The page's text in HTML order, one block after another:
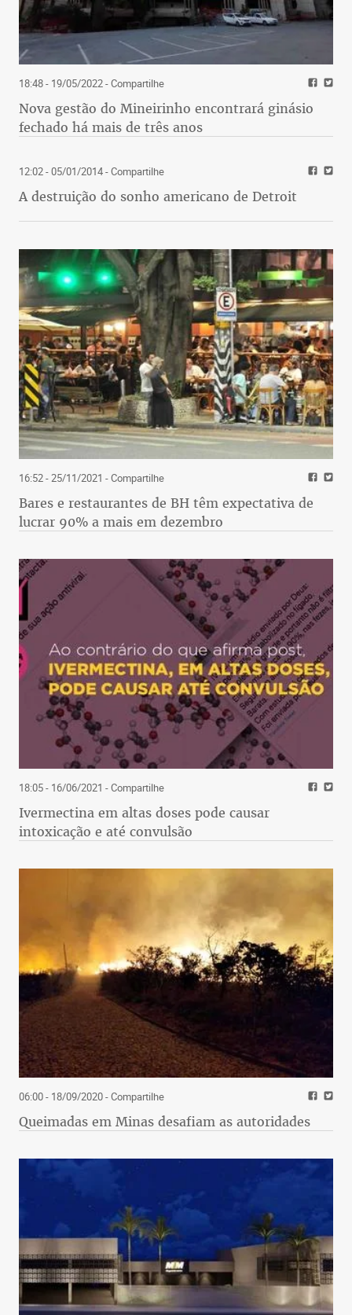
18:48 - 19/05/2022- Compartilhe
Nova gestão do Mineirinho encontrará ginásio
fechado há mais de três anos
12:02 - 05/01/2014- Compartilhe
A destruição do sonho americano de Detroit
16:52 - 25/11/2021 - Compartilhe
Bares e restaurantes de BH têm expectativa de
lucrar 90% a mais em dezembro
18:05 - 16/06/2021 - Compartilhe
Ivermectina em altas doses pode causar
intoxicação e até convulsão
06:00 - 18/09/2020- Compartilhe
Queimadas em Minas desafiam as autoridades